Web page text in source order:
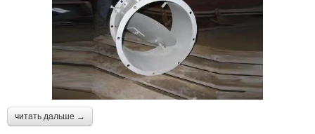
читать дальше →